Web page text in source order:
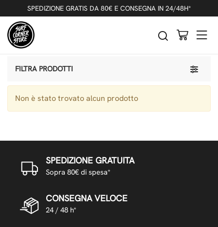
SPEDIZIONE GRATIS DA 80€ E CONSEGNA IN 24/48H*
OUTLET
CALZE
Toggle
FILTRA PRODOTTI
Non è stato trovato alcun prodotto
SPEDIZIONE GRATUITA
Sopra 80€ di spesa*
CONSEGNA VELOCE
24 / 48 h*